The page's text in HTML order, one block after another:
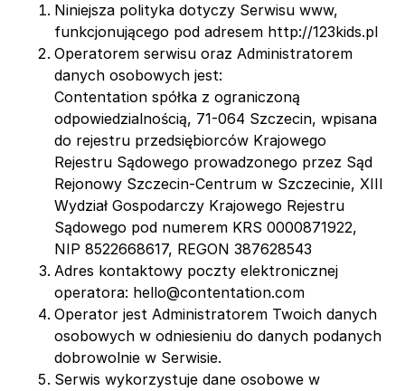
Niniejsza polityka dotyczy Serwisu www,
funkcjonującego pod adresem http://123kids.pl
Operatorem serwisu oraz Administratorem
danych osobowych jest:
Contentation spółka z ograniczoną
odpowiedzialnością, 71-064 Szczecin, wpisana
do rejestru przedsiębiorców Krajowego
Rejestru Sądowego prowadzonego przez Sąd
Rejonowy Szczecin-Centrum w Szczecinie, XIII
Wydział Gospodarczy Krajowego Rejestru
Sądowego pod numerem KRS 0000871922,
NIP 8522668617, REGON 387628543
Adres kontaktowy poczty elektronicznej
operatora: hello@contentation.com
Operator jest Administratorem Twoich danych
osobowych w odniesieniu do danych podanych
dobrowolnie w Serwisie.
Serwis wykorzystuje dane osobowe w